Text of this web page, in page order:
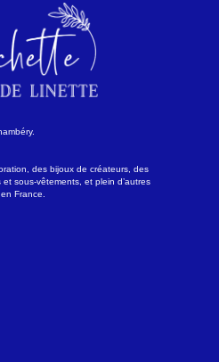
des bijoux de créateurs, des
sous-vêtements, et plein d’autres
France.